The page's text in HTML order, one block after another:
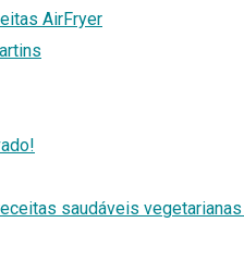
AirFryer
saudáveis